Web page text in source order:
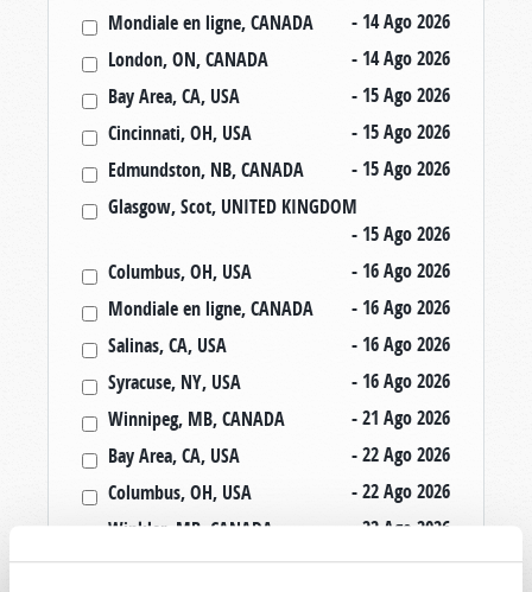
Mondiale en ligne, CANADA
- 14 Ago 2026
London, ON, CANADA
- 14 Ago 2026
Bay Area, CA, USA
- 15 Ago 2026
Cincinnati, OH, USA
- 15 Ago 2026
Edmundston, NB, CANADA
- 15 Ago 2026
Glasgow, Scot, UNITED KINGDOM
- 15 Ago 2026
Columbus, OH, USA
- 16 Ago 2026
Mondiale en ligne, CANADA
- 16 Ago 2026
Salinas, CA, USA
- 16 Ago 2026
Syracuse, NY, USA
- 16 Ago 2026
Winnipeg, MB, CANADA
- 21 Ago 2026
Bay Area, CA, USA
- 22 Ago 2026
Columbus, OH, USA
- 22 Ago 2026
Winkler, MB, CANADA
- 22 Ago 2026
Rapid City, SD, USA
- 23 Ago 2026